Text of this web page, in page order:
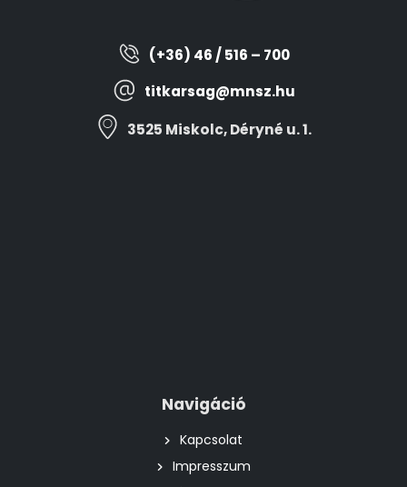
(+36) 46 / 516 – 700
titkarsag@mnsz.hu
3525 Miskolc, Déryné u. 1.
Navigáció
Kapcsolat
Impresszum